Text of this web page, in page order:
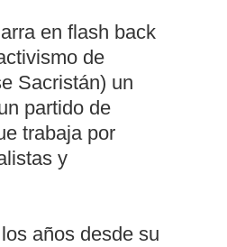
en flash back
de
Sacristán) un
partido de
trabaja por
y
años desde su